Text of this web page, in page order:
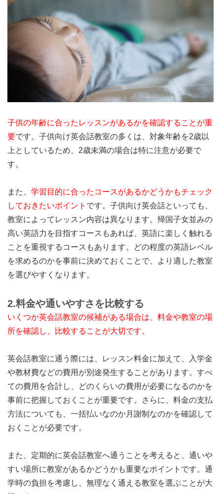
子供の年齢に合ったレッスンがあるかを確認することが重
要です。子供向け英会話教室の多くは、対象年齢を2歳以
上としているため、2歳未満の場合は特に注意が必要で
す。
また、 学習目的に合ったコースがあるかどうかもチェック
しておきたいポイント です。子供向け英会話といっても、
教室によってレッスン内容は異なります。帰国子女並みの
高い英語力を目指すコースもあれば、英語に楽しく触れる
ことを重視するコースもあります。どの程度の英語レベル
を求めるのかを事前に決めておくことで、より適した教室
を選びやすくなります。
2.料金や通いやすさを比較する
いくつか英会話教室の候補がある場合は、料金や教室の場
所を確認し、比較することが大切です。
英会話教室に通う際には、レッスン料金に加えて、入学金
や教材費などの費用が別途発生することがあります。すべ
ての費用を合計し、どのくらいの費用が必要になるのかを
事前に把握しておくことが重要です。さらに、料金の支払
方法についても、一括払いなのか月謝制なのかを確認して
おくことが必要です。
また、定期的に英会話教室へ通うことを考えると、通いや
すい場所に教室があるかどうかも重要なポイントです。通
学時の負担を考慮し、無理なく通える教室を選ぶことが大